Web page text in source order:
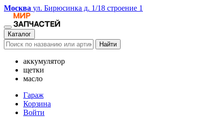
Москва ул. Бирюсинка д. 1/18 строение 1
Каталог
Найти
аккумулятор
щетки
масло
Гараж
Корзина
Войти